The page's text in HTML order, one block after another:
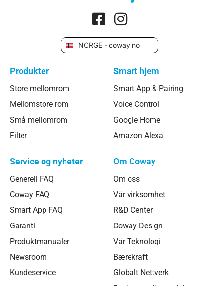
NORGE - coway.no
Produkter
Store mellomrom
Mellomstore rom
Små mellomrom
Filter
Smart hjem
Smart App & Pairing
Voice Control
Google Home
Amazon Alexa
Service og nyheter
Generell FAQ
Coway FAQ
Smart App FAQ
Garanti
Produktmanualer
Newsroom
Kundeservice
Om Coway
Om oss
Vår virksomhet
R&D Center
Coway Design
Vår Teknologi
Bærekraft
Globalt Nettverk